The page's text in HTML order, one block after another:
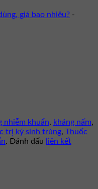
giá bao nhiêu? -
nhiễm khuẩn, kháng nấm,
trị ký sinh trùng, Thuốc
. Đánh dấu
liên kết